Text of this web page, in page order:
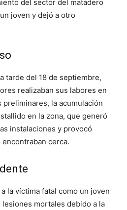
del sector del matadero
joven y dejó a otro
tarde del 18 de septiembre,
realizaban sus labores en
la acumulación
en la zona, que generó
instalaciones y provocó
cerca.
la víctima fatal como un joven
mortales debido a la